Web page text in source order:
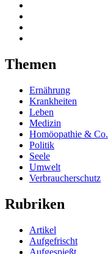
Themen
Ernährung
Krankheiten
Leben
Medizin
Homöopathie & Co.
Politik
Seele
Umwelt
Verbraucherschutz
Rubriken
Artikel
Aufgefrischt
Aufgespießt